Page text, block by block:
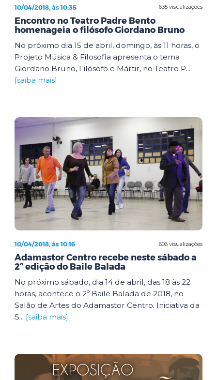
635 visualizações
10/04/2018, às 10:35
Encontro no Teatro Padre Bento
homenageia o filósofo Giordano Bruno
No próximo dia 15 de abril, domingo, às 11 horas, o
Projeto Música & Filosofia apresenta o tema
Giordano Bruno, Filósofo e Mártir, no Teatro P...
[saiba mais]
606 visualizações
10/04/2018, às 10:16
Adamastor Centro recebe neste sábado a
2ª edição do Baile Balada
No próximo sábado, dia 14 de abril, das 18 às 22
horas, acontece o 2º Baile Balada de 2018, no
Salão de Artes do Adamastor Centro. Iniciativa da
S... [saiba mais]